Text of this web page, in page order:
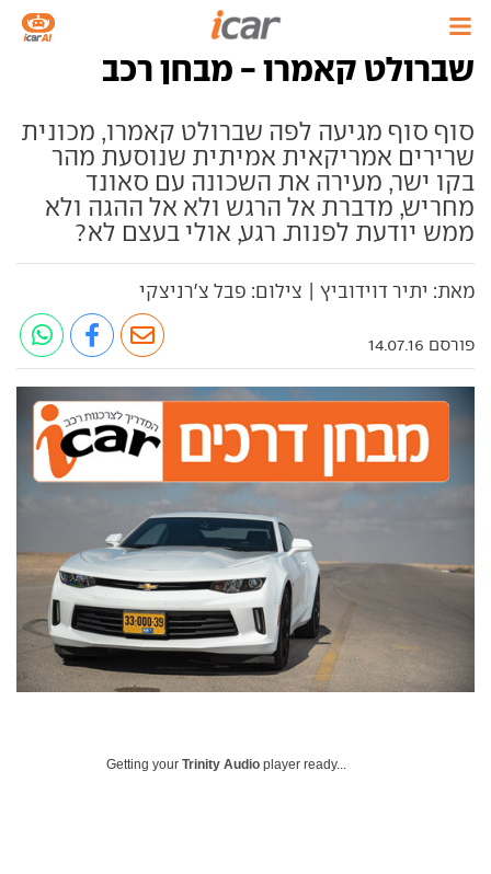
שברולט קאמרו - מבחן רכב
סוף סוף מגיעה לפה שברולט קאמרו, מכונית
שרירים אמריקאית אמיתית שנוסעת מהר
בקו ישר, מעירה את השכונה עם סאונד
מחריש, מדברת אל הרגש ולא אל ההגה ולא
ממש יודעת לפנות. רגע, אולי בעצם לא?
מאת: יתיר דוידוביץ | צילום: פבל צ'רניצקי
פורסם 14.07.16
Getting your Trinity Audio player ready...